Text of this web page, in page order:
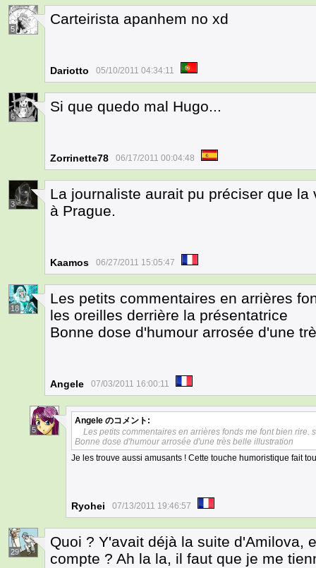
5
Carteirista apanhem no xd
Dariotto 05/10/2011 04:34:11
6
Si que quedo mal Hugo...
Zorrinette78 06/17/2011 00:04:48
3
La journaliste aurait pu préciser que
à Prague.
Kaamos 06/27/2011 15:05:47
18
Les petits commentaires en arrières
les oreilles derrière la présentatrice
Bonne dose d'humour arrosée d'une
Angele 07/03/2011 16:00:11
5
Angele のコメント:
Les petits commentaires en arrières fonds me font bien
Bonne dose d'humour arrosée d'une très belle illustration
Je les trouve aussi amusants ! Cette touche humoristique fait
Ryohei 07/13/2011 19:46:57
29
Quoi ? Y'avait déjà la suite d'Amilova,
compte ? Ah la la, il faut que je me